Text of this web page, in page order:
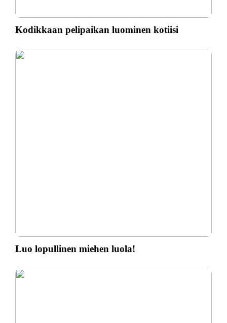
Kodikkaan pelipaikan luominen kotiisi
Luo lopullinen miehen luola!